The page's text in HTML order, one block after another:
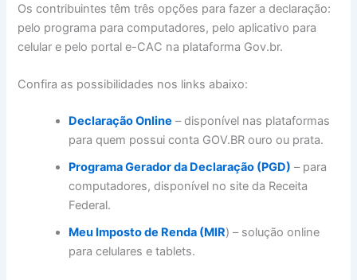
Os contribuintes têm três opções para fazer a declaração:
pelo programa para computadores, pelo aplicativo para
celular e pelo portal e-CAC na plataforma Gov.br.
Confira as possibilidades nos links abaixo:
Declaração Online – disponível nas plataformas
para quem possui conta GOV.BR ouro ou prata.
Programa Gerador da Declaração (PGD) – para
computadores, disponível no site da Receita
Federal.
Meu Imposto de Renda (MIR) – solução online
para celulares e tablets.